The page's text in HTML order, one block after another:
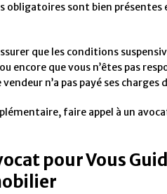
sont bien présentes
que les conditions
encore que vous n’êtes pas
n’a pas payé ses charges
faire appel à un
pour Vous